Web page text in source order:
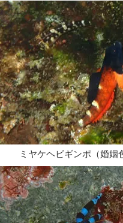
ミヤケヘビギンポ（婚姻